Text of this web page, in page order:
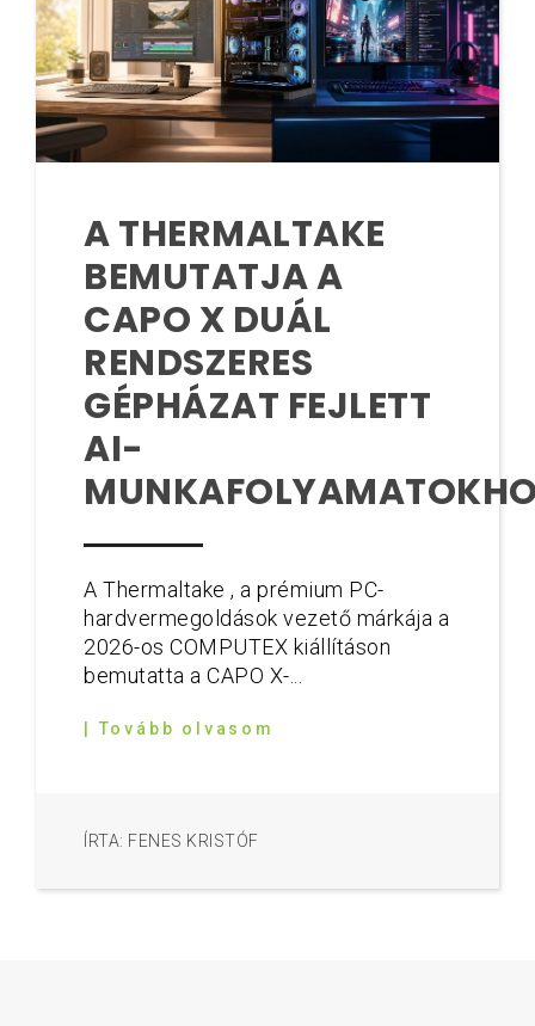
A THERMALTAKE
BEMUTATJA A
CAPO X DUÁL
RENDSZERES
GÉPHÁZAT FEJLETT
AI-
A Thermaltake , a prémium PC-
hardvermegoldások vezető márkája a
2026-os COMPUTEX kiállításon
bemutatta a CAPO X-...
| Tovább olvasom
ÍRTA: FENES KRISTÓF